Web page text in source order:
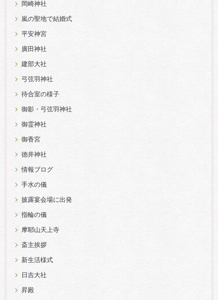
岡崎神社
嵐の聖地で結婚式
平安神宮
廣田神社
建部大社
弓弦羽神社
待合室の様子
御影・弓弦羽神社
御霊神社
御香宮
徳井神社
情報ブログ
手水の儀
披露宴会場に出発
指輪の儀
摩耶山天上寺
斎主挨拶
新生活様式
日吉大社
昇殿